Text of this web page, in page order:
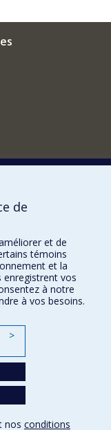
de
et de
témoins
et la
enregistrent vos
à notre
à vos besoins.
>
nos conditions